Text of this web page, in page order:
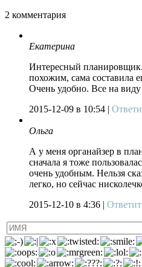
2 комментария
Екатерина
Интересный
похожим, сама составила
Очень удобно. Все на
2015-12-09 в 10:54 |
Ольга
А у меня органайзер в
сначала я тоже
очень удобным. Нельзя
легко, но сейчас
2015-12-10 в 4:36 |